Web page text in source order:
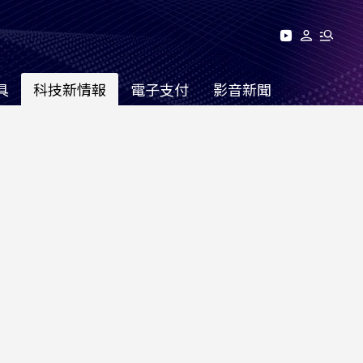
科技新情報 電子支付 影音新聞